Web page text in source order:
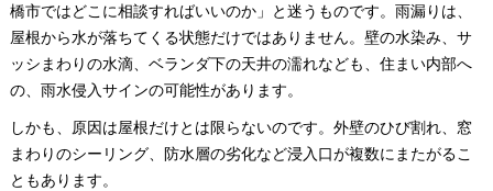
橋市ではどこに相談すればいいのか」と迷うものです。雨漏りは、
屋根から水が落ちてくる状態だけではありません。壁の水染み、サ
ッシまわりの水滴、ベランダ下の天井の濡れなども、住まい内部へ
の、雨水侵入サインの可能性があります。
しかも、原因は屋根だけとは限らないのです。外壁のひび割れ、窓
まわりのシーリング、防水層の劣化など浸入口が複数にまたがるこ
ともあります。